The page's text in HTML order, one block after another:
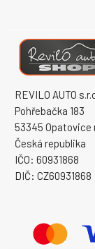
REVILO AUTO
Pohřebačka 183
53345 Opatovice
Česká republika
IČO: 60931868
DIČ: CZ60931868